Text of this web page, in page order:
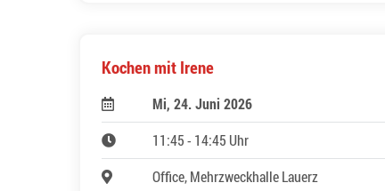
Kochen mit Irene
Mi, 24. Juni 2026
11:45 - 14:45 Uhr
Office, Mehrzweckhalle Lauerz